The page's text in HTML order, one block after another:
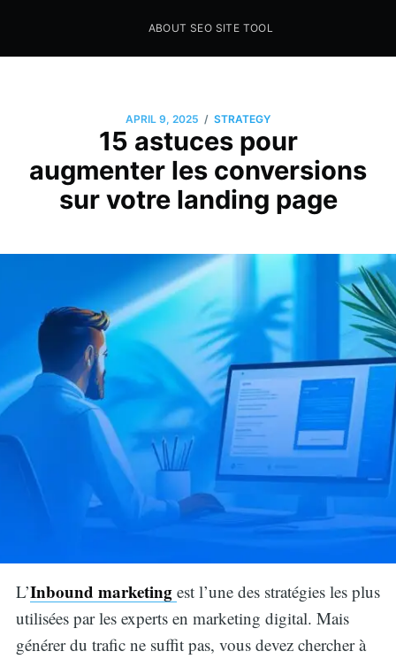
Seo Sites Tool
ABOUT SEO SITE TOOL
APRIL 9, 2025 / STRATEGY
15 astuces pour
augmenter les conversions
sur votre landing page
L’Inbound marketing est l’une des stratégies les plus
utilisées par les experts en marketing digital. Mais
générer du trafic ne suffit pas, vous devez chercher à